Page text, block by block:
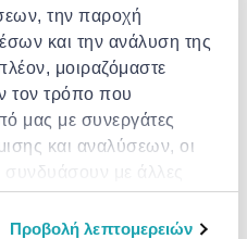
την παροχή
και την ανάλυση της
μοιραζόμαστε
τον τρόπο που
μας με συνεργάτες
και αναλύσεων, οι
συνδυάσουν με άλλες
παραχωρήσει ή τις
σχέση με την από μέρους
Προβολή λεπτομερειών
CHICCO
Chicco baby wipes with 97
water without lid 72pcs l50-
12050-10